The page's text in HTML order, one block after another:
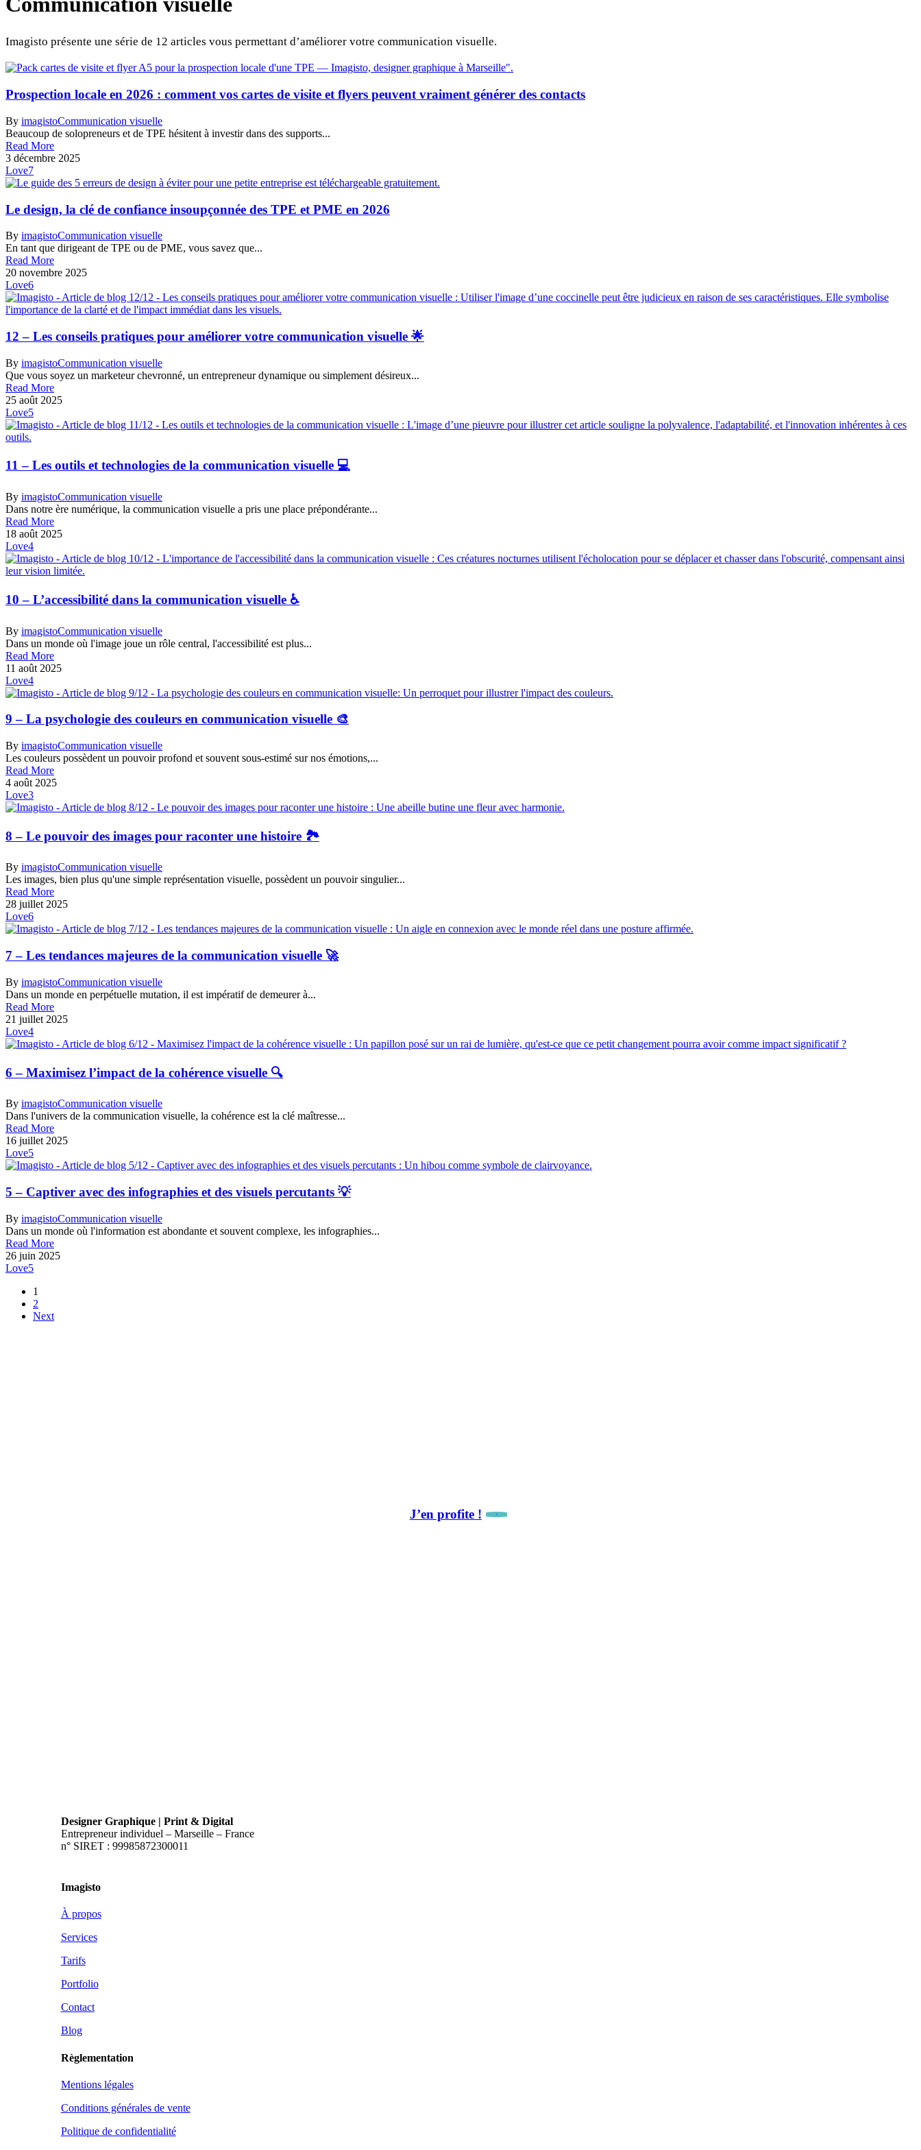
Imagisto présente une série de 12 articles vous permettant d’améliorer votre communication visuelle.
Prospection locale en 2026 : comment vos cartes de visite et flyers peuvent vraiment générer des contacts
By imagistoCommunication visuelle
Beaucoup de solopreneurs et de TPE hésitent à investir dans des supports...
Read More
3 décembre 2025
Love7
Le design, la clé de confiance insoupçonnée des TPE et PME en 2026
By imagistoCommunication visuelle
En tant que dirigeant de TPE ou de PME, vous savez que...
Read More
20 novembre 2025
Love6
12 – Les conseils pratiques pour améliorer votre communication visuelle 🌟
By imagistoCommunication visuelle
Que vous soyez un marketeur chevronné, un entrepreneur dynamique ou simplement désireux...
Read More
25 août 2025
Love5
11 – Les outils et technologies de la communication visuelle 💻
By imagistoCommunication visuelle
Dans notre ère numérique, la communication visuelle a pris une place prépondérante...
Read More
18 août 2025
Love4
10 – L’accessibilité dans la communication visuelle ♿
By imagistoCommunication visuelle
Dans un monde où l'image joue un rôle central, l'accessibilité est plus...
Read More
11 août 2025
Love4
9 – La psychologie des couleurs en communication visuelle 🎨
By imagistoCommunication visuelle
Les couleurs possèdent un pouvoir profond et souvent sous-estimé sur nos émotions,...
Read More
4 août 2025
Love3
8 – Le pouvoir des images pour raconter une histoire 🏞️
By imagistoCommunication visuelle
Les images, bien plus qu'une simple représentation visuelle, possèdent un pouvoir singulier...
Read More
28 juillet 2025
Love6
7 – Les tendances majeures de la communication visuelle 🚀
By imagistoCommunication visuelle
Dans un monde en perpétuelle mutation, il est impératif de demeurer à...
Read More
21 juillet 2025
Love4
6 – Maximisez l’impact de la cohérence visuelle 🔍
By imagistoCommunication visuelle
Dans l'univers de la communication visuelle, la cohérence est la clé maîtresse...
Read More
16 juillet 2025
Love5
5 – Captiver avec des infographies et des visuels percutants 💡
By imagistoCommunication visuelle
Dans un monde où l'information est abondante et souvent complexe, les infographies...
Read More
26 juin 2025
Love5
1
2
Next
J’en profite !
Designer Graphique | Print & Digital
Entrepreneur individuel – Marseille – France
n° SIRET : 99985872300011
Imagisto
À propos
Services
Tarifs
Portfolio
Contact
Blog
Règlementation
Mentions légales
Conditions générales de vente
Politique de confidentialité